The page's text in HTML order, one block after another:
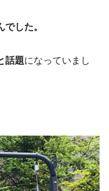
した。
話題になっていまし